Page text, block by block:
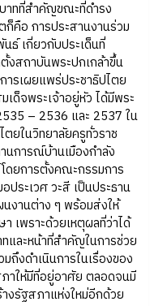
าทที่สำคัญขณะที่ดำรง
คือ การประสานงานร่วม
ธ์ เกี่ยวกับประเด็นที่
สถาบันพระปกเกล้าขึ้น
รเผยแพร่ประชาธิปไตย
ด็จพระเจ้าอยู่หัว ได้มีพระ
– 2536 และ 2537 ใน
ยในวิทยาลัยครูทั่วราช
การณ์บ้านเมืองกำลัง
ยการตั้งคณะกรรมการ
ระเวศ วะสี เป็นประธาน
งานต่าง ๆ พร้อมส่งให้
เพราะด้วยเหตุผลที่ว่าได้
และหน้าที่สำคัญในการช่วย
ถึงดำเนินการในเรื่องของ
าให้มีที่อยู่อาศัย ตลอดจนมี
งรัฐสภาแห่งใหม่อีกด้วย